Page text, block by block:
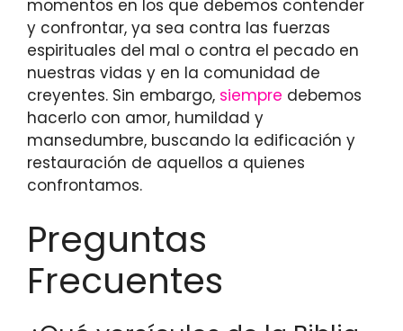
momentos en los que debemos contender
y confrontar, ya sea contra las fuerzas
espirituales del mal o contra el pecado en
nuestras vidas y en la comunidad de
creyentes. Sin embargo, siempre debemos
hacerlo con amor, humildad y
mansedumbre, buscando la edificación y
restauración de aquellos a quienes
confrontamos.
Preguntas
Frecuentes